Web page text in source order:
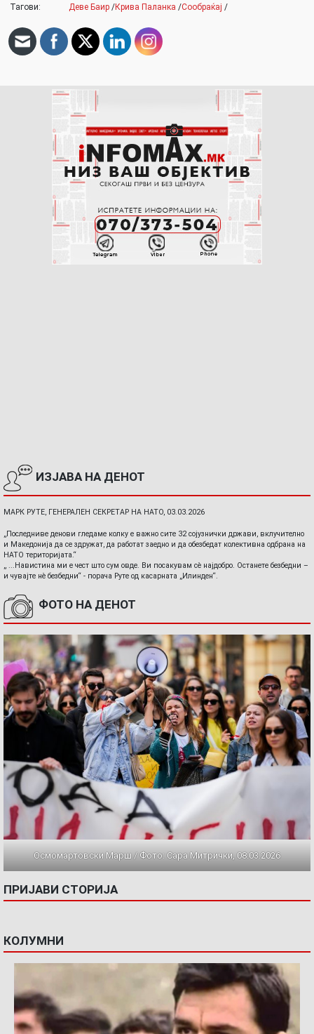
Тагови: Деве Баир /Крива Паланка /Сообраќај /
ИЗЈАВА НА ДЕНОТ
МАРК РУТЕ, ГЕНЕРАЛЕН СЕКРЕТАР НА НАТО, 03.03.2026
„Последниве денови гледаме колку е важно сите 32 сојузнички држави, вклучително
и Македонија да се здружат, да работат заедно и да обезбедат колективна одбрана на
НАТО територијата.“
„ ...Навистина ми е чест што сум овде. Ви посакувам сè најдобро. Останете безбедни –
и чувајте нè безбедни“ - порача Руте од касарната „Илинден“.
ФОТО НА ДЕНОТ
Осмомартовски Марш / Фото: Сара Митрички, 08.03.2026
ПРИЈАВИ СТОРИЈА
КОЛУМНИ